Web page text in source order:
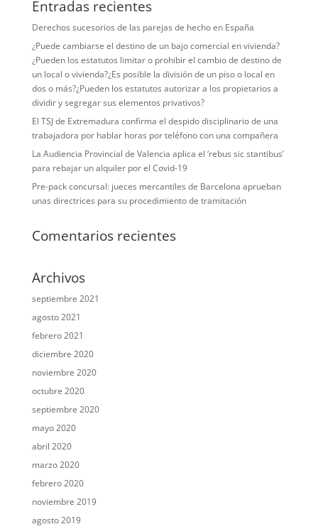
Entradas recientes
Derechos sucesorios de las parejas de hecho en España
¿Puede cambiarse el destino de un bajo comercial en vivienda?
¿Pueden los estatutos limitar o prohibir el cambio de destino de
un local o vivienda?¿Es posible la división de un piso o local en
dos o más?¿Pueden los estatutos autorizar a los propietarios a
dividir y segregar sus elementos privativos?
El TSJ de Extremadura confirma el despido disciplinario de una
trabajadora por hablar horas por teléfono con una compañera
La Audiencia Provincial de Valencia aplica el ‘rebus sic stantibus’
para rebajar un alquiler por el Covid-19
Pre-pack concursal: jueces mercantiles de Barcelona aprueban
unas directrices para su procedimiento de tramitación
Comentarios recientes
Archivos
septiembre 2021
agosto 2021
febrero 2021
diciembre 2020
noviembre 2020
octubre 2020
septiembre 2020
mayo 2020
abril 2020
marzo 2020
febrero 2020
noviembre 2019
agosto 2019